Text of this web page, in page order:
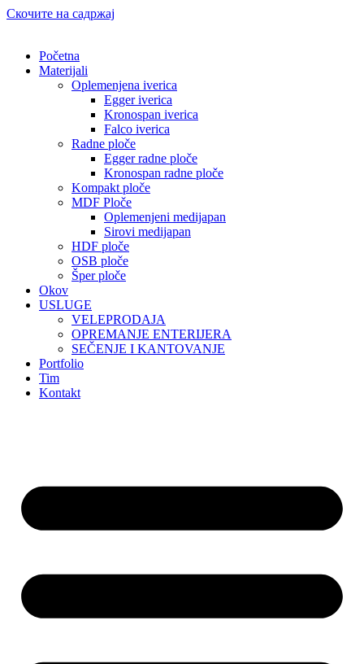
Скочите на садржај
Početna
Materijali
Oplemenjena iverica
Egger iverica
Kronospan iverica
Falco iverica
Radne ploče
Egger radne ploče
Kronospan radne ploče
Kompakt ploče
MDF Ploče
Oplemenjeni medijapan
Sirovi medijapan
HDF ploče
OSB ploče
Šper ploče
Okov
USLUGE
VELEPRODAJA
OPREMANJE ENTERIJERA
SEČENJE I KANTOVANJE
Portfolio
Tim
Kontakt